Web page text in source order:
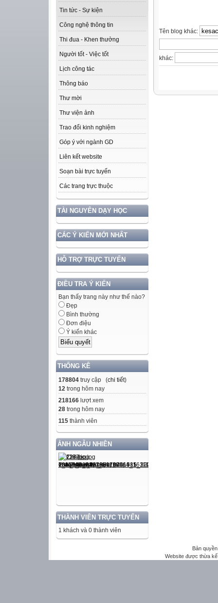
Tin tức - Sự kiện
Công nghệ thông tin
Thi đua - Khen thưởng
Người tốt - Việc tốt
Lịch công tác
Thông báo
Thư mời
Thư viện ảnh
Trao đổi kinh nghiệm
Góp ý với ngành GD
Liên kết website
Soạn bài trực tuyến
Các trang trực thuộc
TÀI NGUYÊN DẠY HỌC
CÁC Ý KIẾN MỚI NHẤT
HỖ TRỢ TRỰC TUYẾN
ĐIỀU TRA Ý KIẾN
Bạn thấy trang này như thế nào?
Đẹp
Bình thường
Đơn điệu
Ý kiến khác
THỐNG KÊ
178804 truy cập (chi tiết)
12 trong hôm nay
218166 lượt xem
28 trong hôm nay
115 thành viên
ẢNH NGẪU NHIÊN
THÀNH VIÊN TRỰC TUYẾN
1 khách và 0 thành viên
Tên blog khác:
khác:
Bản
Website được thừa